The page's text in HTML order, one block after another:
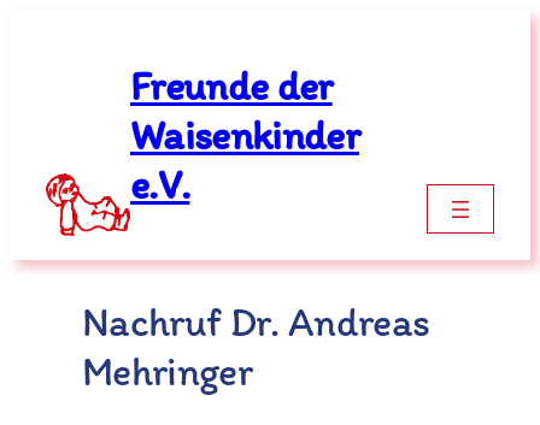
Freunde der
Waisenkinder
e.V.
Nachruf Dr. Andreas
Mehringer